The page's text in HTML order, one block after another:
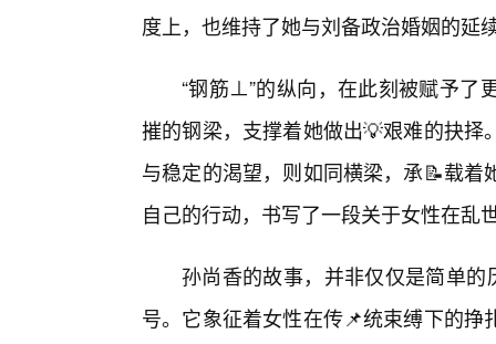
度上，也维持了她与刘备政治婚姻的延
“钢筋⊥”的纵向，在此刻被赋予了
摧的钢梁，支撑着她做出💡艰难的抉
与稳定的渴望，则如同横梁，承📝载
自己的行动，书写了一段关于女性在乱
孙尚香的故事，并非仅仅是简单
号。它象征着女性在传📌统束缚下的